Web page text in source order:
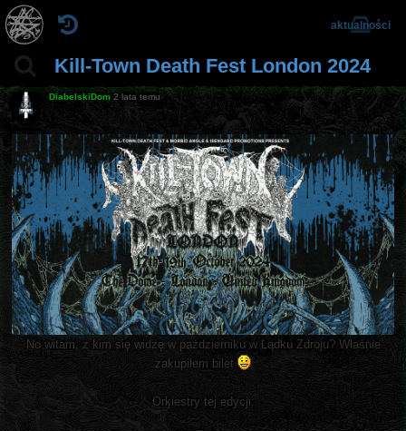
Kill-Town Death Fest London 2024
aktualności
DiabelskiDom 2 lata temu
No witam, z kim się widzę w październiku w Lądku Zdroju? Właśnie
zakupiłem bilet
Orkiestry tej edycji: